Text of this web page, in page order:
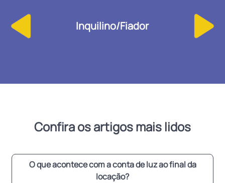
Inquilino/Fiador
Confira os artigos mais lidos
O que acontece com a conta de luz ao final da
locação?